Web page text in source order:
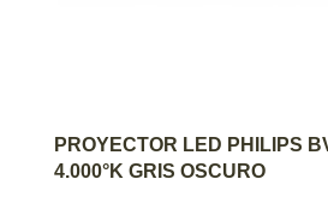
AGREGAR AL
PROYECTOR LED PHILIPS
4.000°K GRIS OSCURO